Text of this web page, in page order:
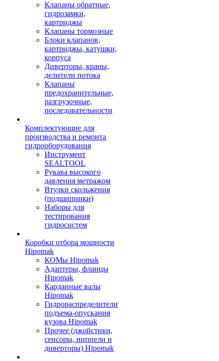
Клапаны обратные,
гидрозамки,
картриджы
Клапаны тормозные
Блоки клапанов,
картриджы, катушки,
корпуса
Диверторы, краны,
делители потока
Клапаны
предохранительные,
разгрузочные,
последовательности
Комплектующие для
производства и ремонта
гидрооборудования
Инструмент
SEALTOOL
Рукава высокого
давления метражом
Втулки скольжения
(подшипники)
Наборы для
тестирования
гидросистем
Коробки отбора мощности
Hipomak
КОМы Hipomak
Адаптеры, фланцы
Hipomak
Карданные валы
Hipomak
Гидрораспределители
подъема-опускания
кузова Hipomak
Прочее (джойстики,
сенсоры, ниппели и
диверторы) Hipomak